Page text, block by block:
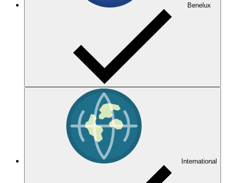
Benelux
International